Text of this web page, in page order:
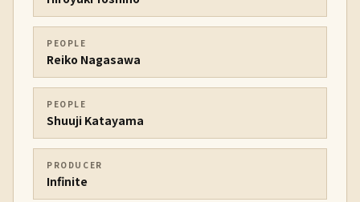
PEOPLE
Reiko Nagasawa
PEOPLE
Shuuji Katayama
PRODUCER
Infinite